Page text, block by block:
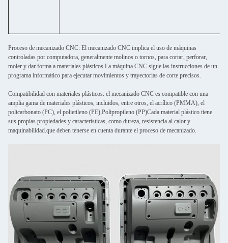
Proceso de mecanizado CNC: El mecanizado CNC implica el uso de máquinas
controladas por computadora, generalmente molinos o tornos, para cortar, perforar,
moler y dar forma a materiales plásticos.La máquina CNC sigue las instrucciones de un
programa informático para ejecutar movimientos y trayectorias de corte precisos.
Compatibilidad con materiales plásticos: el mecanizado CNC es compatible con una
amplia gama de materiales plásticos, incluidos, entre otros, el acrílico (PMMA), el
policarbonato (PC), el polietileno (PE),Polipropileno (PP)Cada material plástico tiene
sus propias propiedades y características, como dureza, resistencia al calor y
maquinabilidad.que deben tenerse en cuenta durante el proceso de mecanizado.